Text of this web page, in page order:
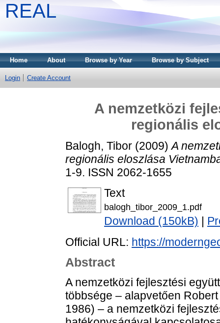
REAL
Home About Browse by Year Browse by Subject
Login Create Account
A nemzetközi
regionális
Balogh, Tibor (2009)A
regionális eloszlása
1-9. ISSN 2062-1655
Text
balogh_tibor_2009_1.pdf
Download (150kB)
Official URL: https://
Abstract
A nemzetközi fejlesztési
többsége – alapvetően
1986) – a nemzetközi